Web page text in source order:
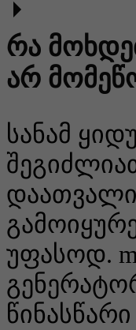
რა
არ
სანამ
უფასოდ.